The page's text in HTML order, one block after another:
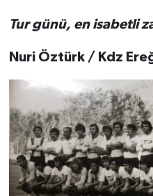
Tur günü, en isabetli
Nuri Öztürk / Kdz